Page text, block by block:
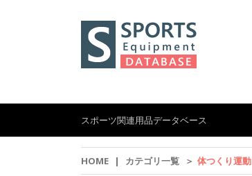
スポーツ関連用品データベース
HOME | カテゴリ一覧 ＞ 体つくり運動